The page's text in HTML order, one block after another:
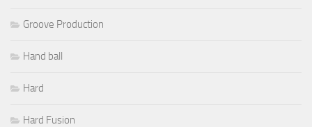
Groove Production
Hand ball
Hard
Hard Fusion